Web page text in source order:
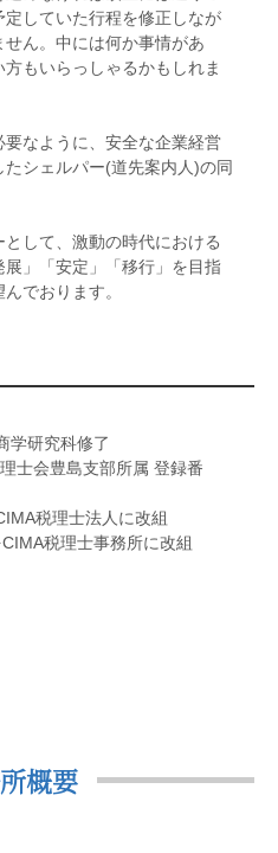
していた行程を修正しなが
ん。中には何か事情があ
もいらっしゃるかもしれま
なように、安全な企業経営
シェルパー(道先案内人)の同
して、激動の時代における
」「安定」「移行」を目指
でおります。
学研究科修了
士会豊島支部所属 登録番
税理士法人に改組
税理士事務所に改組
概要